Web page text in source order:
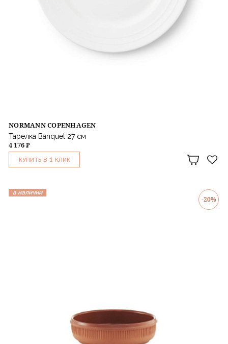
NORMANN COPENHAGEN
Тарелка Banquet 27 см
4 176 ₽
КУПИТЬ В 1 КЛИК
в наличии
-20%